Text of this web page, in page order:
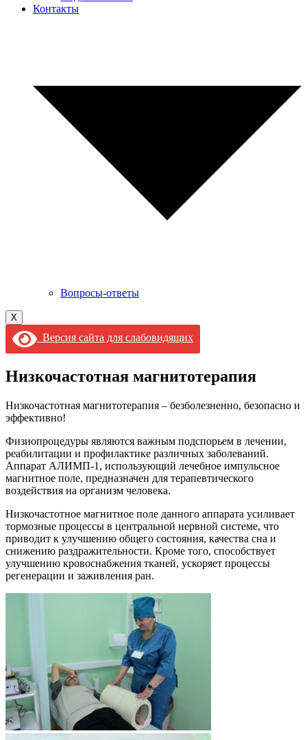
Контакты
Вопросы-ответы
X
Версия сайта для слабовидящих
Низкочастотная магнитотерапия
Низкочастотная магнитотерапия – безболезненно, безопасно и
эффективно!
Физиопроцедуры являются важным подспорьем в лечении,
реабилитации и профилактике различных заболеваний.
Аппарат АЛИМП-1, использующий лечебное импульсное
магнитное поле, предназначен для терапевтического
воздействия на организм человека.
Низкочастотное магнитное поле данного аппарата усиливает
тормозные процессы в центральной нервной системе, что
приводит к улучшению общего состояния, качества сна и
снижению раздражительности. Кроме того, способствует
улучшению кровоснабжения тканей, ускоряет процессы
регенерации и заживления ран.